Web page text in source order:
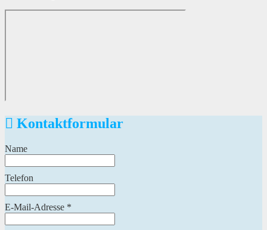
Kontaktformular
Name
Telefon
E-Mail-Adresse *